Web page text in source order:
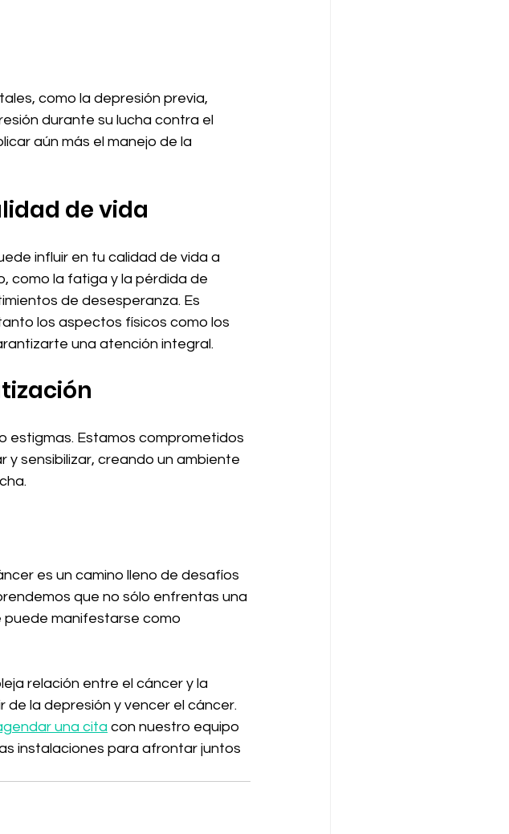
como la depresión previa,
durante su lucha contra el
aún más el manejo de la
de vida
influir en tu calidad de vida a
como la fatiga y la pérdida de
de desesperanza. Es
los aspectos físicos como los
una atención integral.
estigmas. Estamos comprometidos
sensibilizar, creando un ambiente
es un camino lleno de desafíos
que no sólo enfrentas una
puede manifestarse como
relación entre el cáncer y la
la depresión y vencer el cáncer.
una cita con nuestro equipo
instalaciones para afrontar juntos